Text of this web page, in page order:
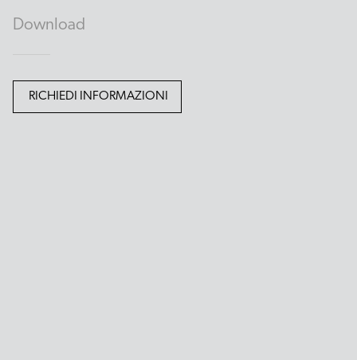
Download
RICHIEDI INFORMAZIONI